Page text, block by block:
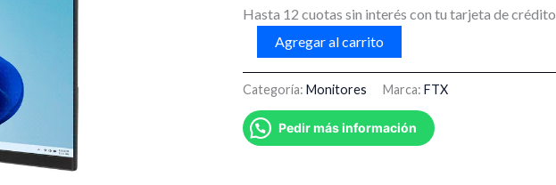
Hasta 12 cuotas sin interés con tu tarjeta de crédito
Agregar al carrito
Categoría: Monitores Marca: FTX
Pedir más información